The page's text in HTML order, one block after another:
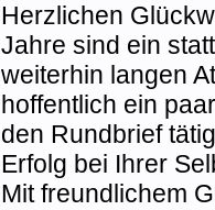
Herzlichen
Jahre sind ein
weiterhin langen
hoffentlich ein
den Rundbrief
Erfolg bei Ihrer
Mit freundlichem